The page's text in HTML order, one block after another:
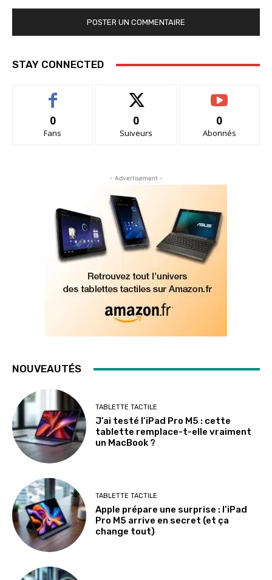
STAY CONNECTED
0
Fans
0
Suiveurs
0
Abonnés
- Advertisement -
NOUVEAUTÉS
TABLETTE TACTILE
J’ai testé l’iPad Pro M5 : cette
tablette remplace-t-elle vraiment
un MacBook ?
TABLETTE TACTILE
Apple prépare une surprise : l’iPad
Pro M5 arrive en secret (et ça
change tout)